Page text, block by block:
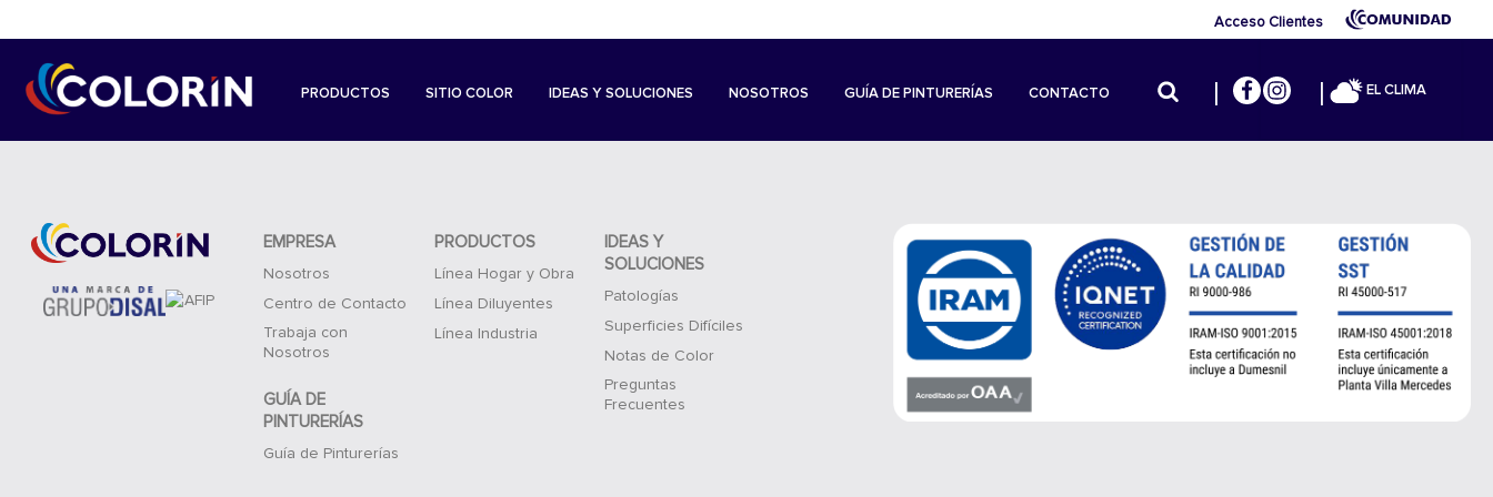
Acceso Clientes
PRODUCTOS SITIO COLOR IDEAS Y SOLUCIONES NOSOTROS GUÍA DE PINTURERÍAS CONTACTO EL CLIMA
EMPRESA
Nosotros
Centro de Contacto
Trabaja con
Nosotros
GUÍA DE
PINTURERÍAS
Guía de Pinturerías
PRODUCTOS
Línea Hogar y Obra
Línea Diluyentes
Línea Industria
IDEAS Y
SOLUCIONES
Patologías
Superficies Difíciles
Notas de Color
Preguntas
Frecuentes